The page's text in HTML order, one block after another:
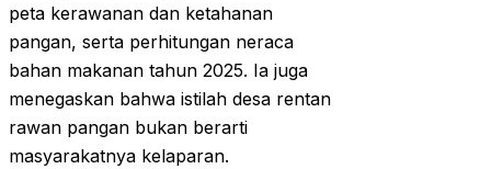
peta kerawanan dan ketahanan
pangan, serta perhitungan neraca
bahan makanan tahun 2025. Ia juga
menegaskan bahwa istilah desa rentan
rawan pangan bukan berarti
masyarakatnya kelaparan.